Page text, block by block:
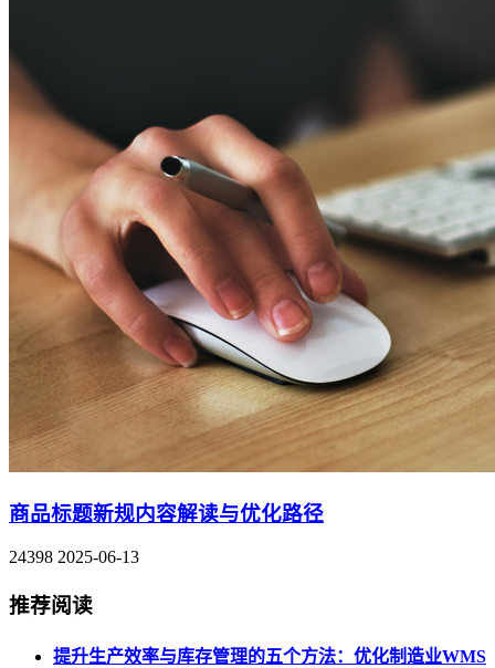
商品标题新规内容解读与优化路径
24398 2025-06-13
推荐阅读
提升生产效率与库存管理的五个方法：优化制造业WMS